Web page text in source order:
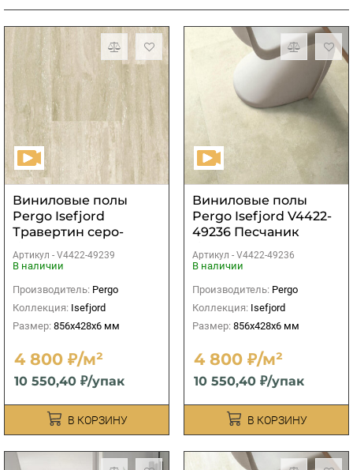
Виниловые полы
Pergo Isefjord
Травертин серо-
бежевый
Артикул - V4422-49239
В наличии
Производитель: Pergo
Коллекция: Isefjord
Размер: 856x428x6 мм
4 800 ₽/м²
10 550,40 ₽/упак
В КОРЗИНУ
Виниловые полы
Pergo Isefjord V4422-
49236 Песчаник
бежевый
Артикул - V4422-49236
В наличии
Производитель: Pergo
Коллекция: Isefjord
Размер: 856x428x6 мм
4 800 ₽/м²
10 550,40 ₽/упак
В КОРЗИНУ